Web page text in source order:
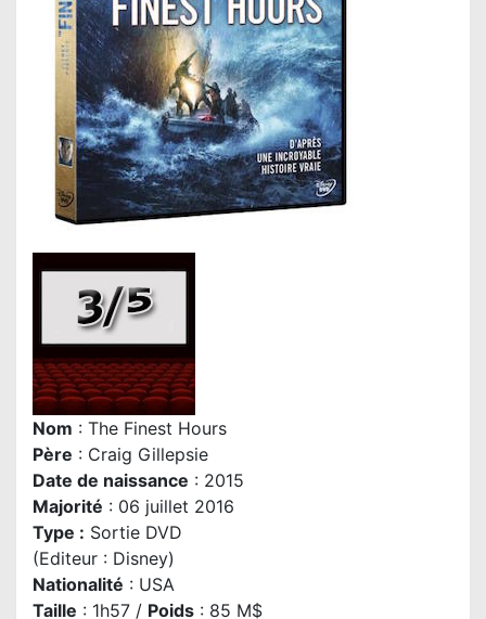
Nom : The Finest Hours
Père : Craig Gillepsie
Date de naissance : 2015
Majorité : 06 juillet 2016
Type : Sortie DVD
(Editeur : Disney)
Nationalité : USA
Taille : 1h57 / Poids : 85 M$